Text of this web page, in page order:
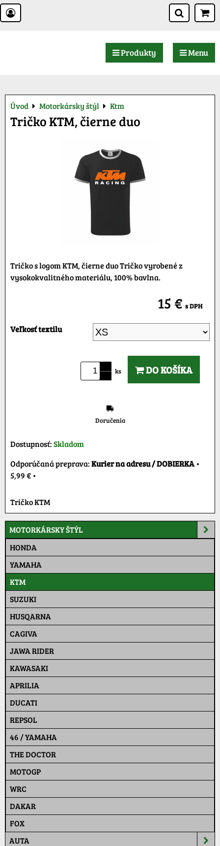
Produkty Menu
Úvod Motorkársky štýl Ktm
Tričko KTM, čierne duo
Tričko s logom KTM, čierne duo Tričko vyrobené z
vysokokvalitného materiálu, 100% bavlna.
15 € s DPH
Veľkosť textilu
ks DO KOŠÍKA
Doručenia
Dostupnosť:Skladom
Kurier na adresu / DOBIERKA•
5,99 € •
Tričko KTM
MOTORKÁRSKY ŠTÝL
HONDA
YAMAHA
KTM
SUZUKI
HUSQARNA
CAGIVA
JAWA RIDER
KAWASAKI
APRILIA
DUCATI
REPSOL
46 / YAMAHA
THE DOCTOR
MOTOGP
WRC
DAKAR
FOX
AUTA